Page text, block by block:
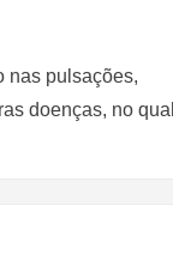
nas pulsações,
doenças, no qual